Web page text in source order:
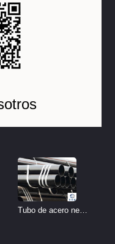
Tubo de acero negro